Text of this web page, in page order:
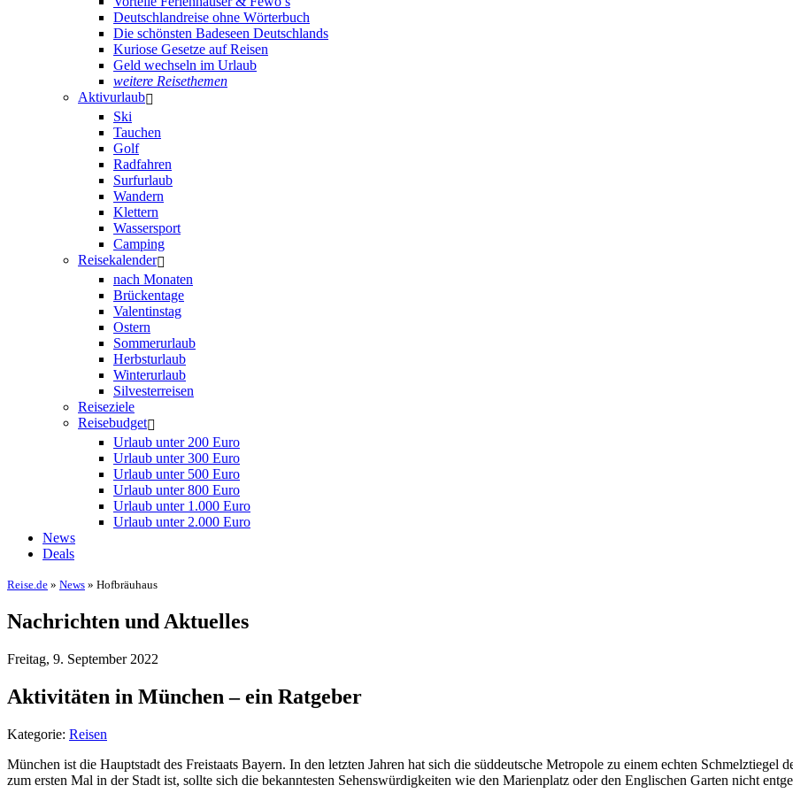
Deutschlandreise ohne Wörterbuch
Die schönsten Badeseen Deutschlands
Kuriose Gesetze auf Reisen
Geld wechseln im Urlaub
weitere Reisethemen
Aktivurlaub
Ski
Tauchen
Golf
Radfahren
Surfurlaub
Wandern
Klettern
Wassersport
Camping
Reisekalender
nach Monaten
Brückentage
Valentinstag
Ostern
Sommerurlaub
Herbsturlaub
Winterurlaub
Silvesterreisen
Reiseziele
Reisebudget
Urlaub unter 200 Euro
Urlaub unter 300 Euro
Urlaub unter 500 Euro
Urlaub unter 800 Euro
Urlaub unter 1.000 Euro
Urlaub unter 2.000 Euro
News
Deals
Reise.de » News » Hofbräuhaus
Nachrichten und Aktuelles
Freitag, 9. September 2022
Aktivitäten in München – ein Ratgeber
Kategorie: Reisen
München ist die Hauptstadt des Freistaats Bayern. In den letzten Jahren hat sich die süddeutsche Metropole zu einem echten
zum ersten Mal in der Stadt ist, sollte sich die bekanntesten Sehenswürdigkeiten wie den Marienplatz oder den Englischen Garten nicht